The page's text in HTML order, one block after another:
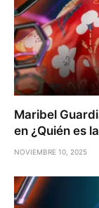
Maribel
en ¿Quién es
NOVIEMBRE 10, 2025